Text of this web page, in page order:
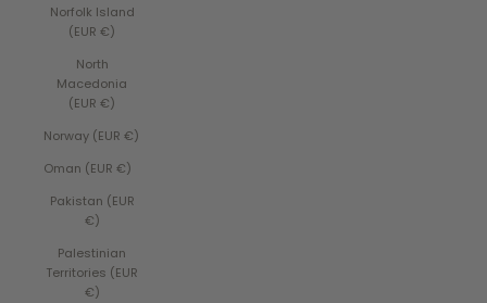
Norfolk Island
(EUR €)
North
Macedonia
(EUR €)
Norway (EUR €)
Oman (EUR €)
Pakistan (EUR
€)
Palestinian
Territories (EUR
€)